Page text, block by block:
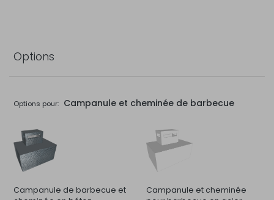
Options
Options pour: Campanule et cheminée de barbecue
Campanule de barbecue et
Campanule et cheminée